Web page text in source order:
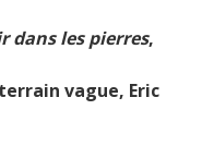
dans les pierres,
vague, Eric